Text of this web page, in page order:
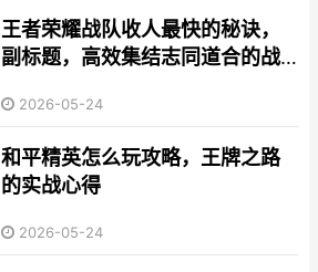
王者荣耀战队收人最快的秘诀，
副标题，高效集结志同道合的战
2026-05-24
和平精英怎么玩攻略，王牌之路
的实战心得
2026-05-24